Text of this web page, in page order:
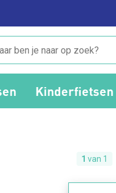
Kinderfietsen
1 van 1